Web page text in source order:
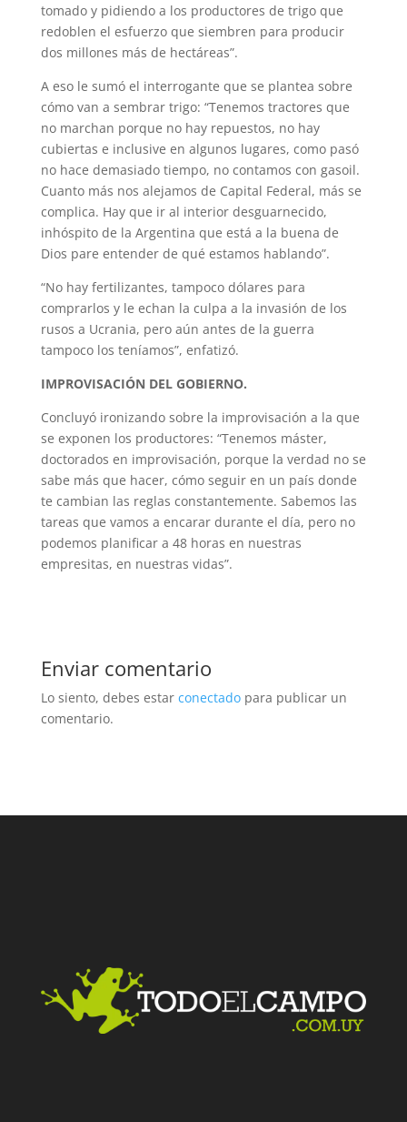
tomado y pidiendo a los productores de trigo que
redoblen el esfuerzo que siembren para producir
dos millones más de hectáreas”.
A eso le sumó el interrogante que se plantea sobre
cómo van a sembrar trigo: “Tenemos tractores que
no marchan porque no hay repuestos, no hay
cubiertas e inclusive en algunos lugares, como pasó
no hace demasiado tiempo, no contamos con gasoil.
Cuanto más nos alejamos de Capital Federal, más se
complica. Hay que ir al interior desguarnecido,
inhóspito de la Argentina que está a la buena de
Dios pare entender de qué estamos hablando”.
“No hay fertilizantes, tampoco dólares para
comprarlos y le echan la culpa a la invasión de los
rusos a Ucrania, pero aún antes de la guerra
tampoco los teníamos”, enfatizó.
IMPROVISACIÓN DEL GOBIERNO.
Concluyó ironizando sobre la improvisación a la que
se exponen los productores: “Tenemos máster,
doctorados en improvisación, porque la verdad no se
sabe más que hacer, cómo seguir en un país donde
te cambian las reglas constantemente. Sabemos las
tareas que vamos a encarar durante el día, pero no
podemos planificar a 48 horas en nuestras
empresitas, en nuestras vidas”.
Enviar comentario
Lo siento, debes estar conectadopara publicar un
comentario.
Facebook